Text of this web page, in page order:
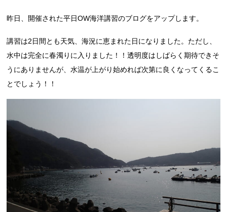
昨日、開催された平日OW海洋講習のブログをアップします。
講習は2日間とも天気、海況に恵まれた日になりました。ただし、
水中は完全に春濁りに入りました！！透明度はしばらく期待できそ
うにありませんが、水温が上がり始めれば次第に良くなってくるこ
とでしょう！！